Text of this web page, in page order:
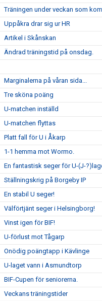
Träningen under veckan som
Uppåkra drar sig ur HR
Artikel i Skånskan
Ändrad träningstid på onsdag.
Marginalerna på våran sida...
Tre sköna poäng
U-matchen inställd
U-matchen flyttas
Platt fall för U i Åkarp
1-1 hemma mot Wormo.
En fantastisk seger för U-(J-
Ställningskrig på Borgeby IP
En stabil U seger!
Välförtjänt seger i Helsingborg!
Vinst igen för BIF!
U-förlust mot Tågarp
Onödig poängtapp i Kävlinge
U-laget vann i Asmundtorp
BIF-Cupen för seniorerna.
Veckans träningstider